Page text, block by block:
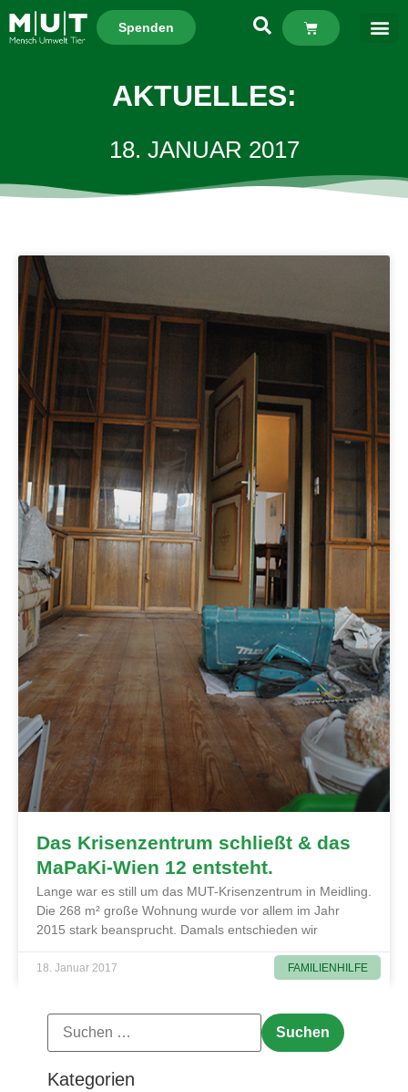
Spenden
AKTUELLES:
18. JANUAR 2017
FAMILIENHILFE
Das Krisenzentrum schließt & das
MaPaKi-Wien 12 entsteht.
Lange war es still um das MUT-Krisenzentrum in Meidling.
Die 268 m² große Wohnung wurde vor allem im Jahr
2015 stark beansprucht. Damals entschieden wir
18. Januar 2017
Kategorien